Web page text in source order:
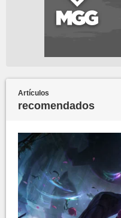
Artículos
recomendados